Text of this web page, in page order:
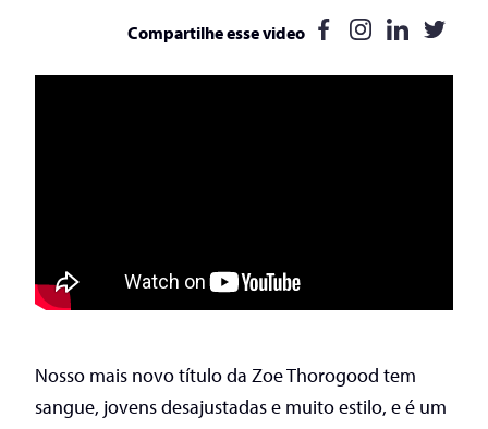
Compartilhe esse video
Nosso mais novo título da Zoe Thorogood tem
sangue, jovens desajustadas e muito estilo, e é um